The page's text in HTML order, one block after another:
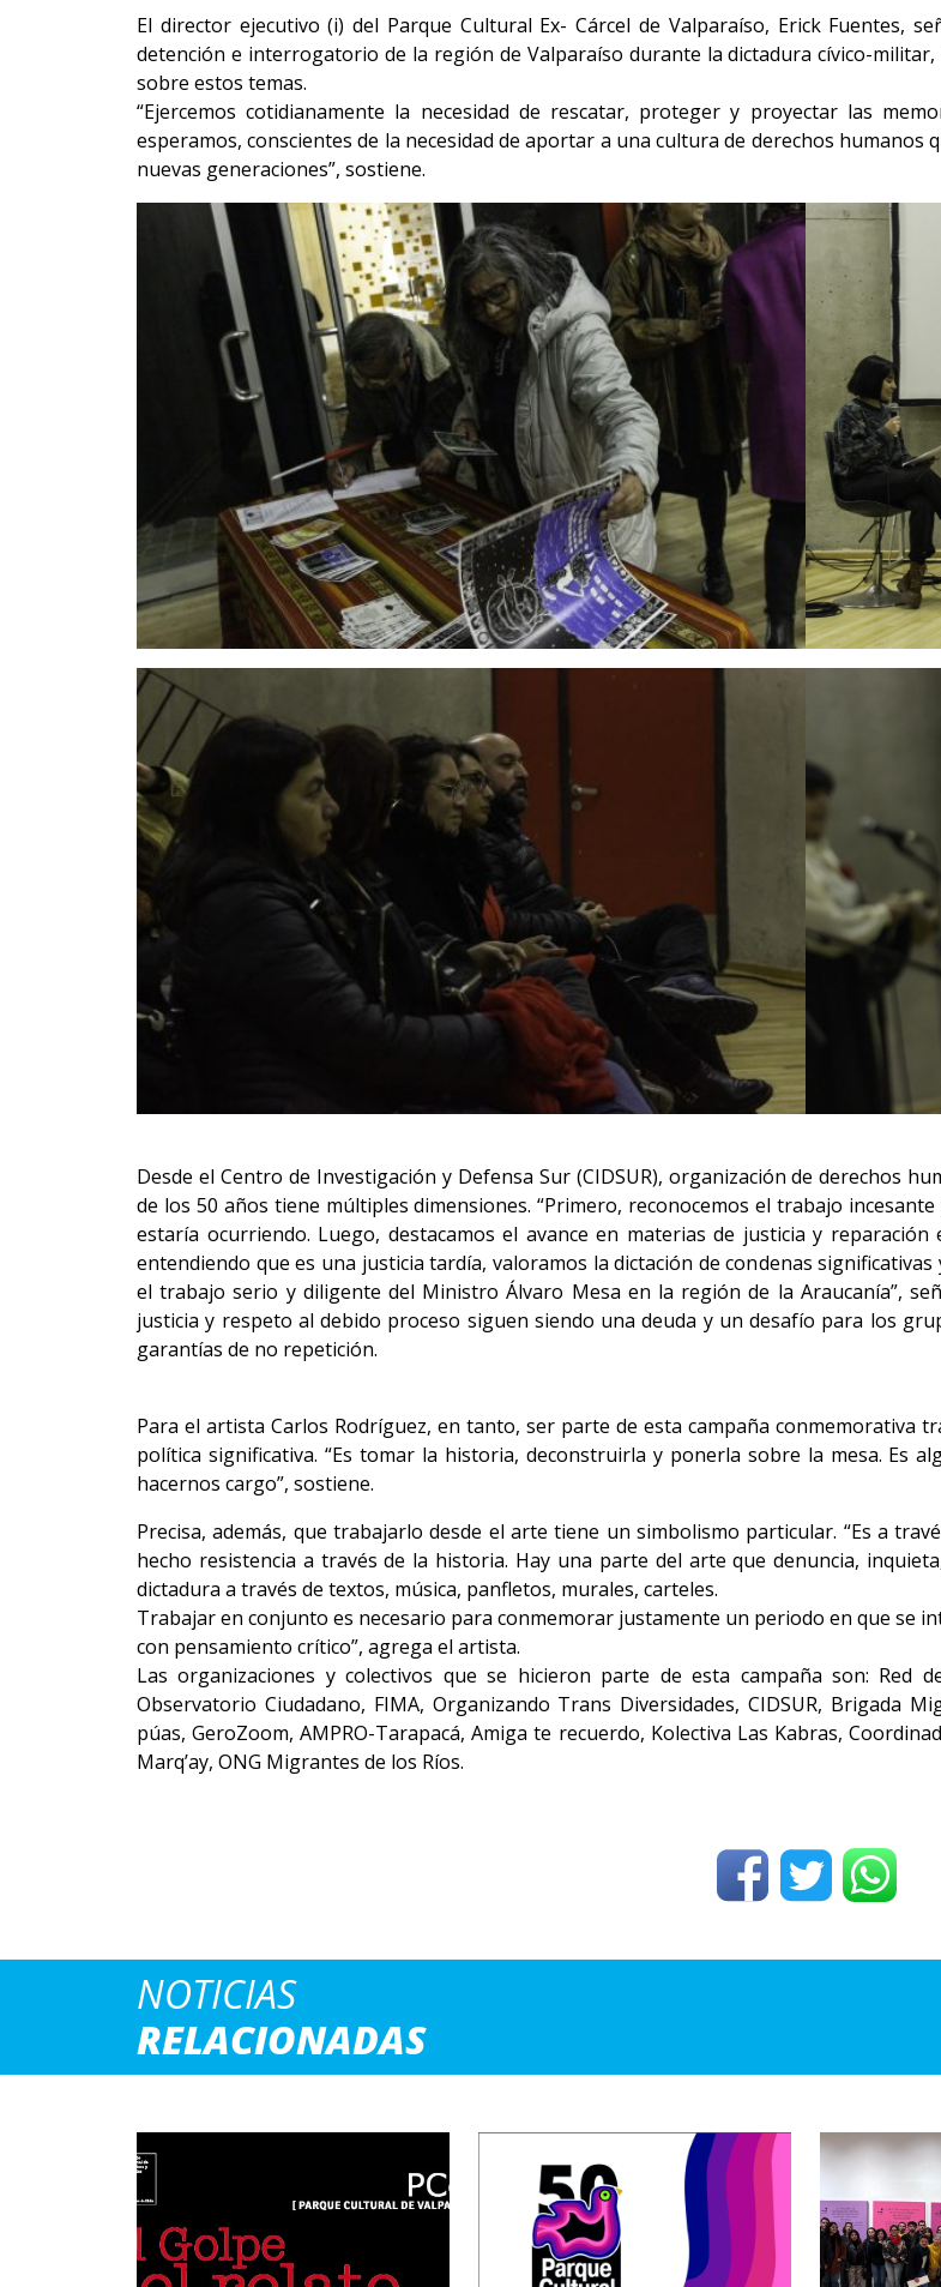
El director ejecutivo (i) del Parque Cultural Ex- Cárcel de Valparaíso, Erick Fuentes,
detención e interrogatorio de la región de Valparaíso durante la dictadura cívico-
sobre estos temas.
“Ejercemos cotidianamente la necesidad de rescatar, proteger y proyectar las
esperamos, conscientes de la necesidad de aportar a una cultura de derechos
nuevas generaciones”, sostiene.
Desde el Centro de Investigación y Defensa Sur (CIDSUR), organización de derechos
de los 50 años tiene múltiples dimensiones. “Primero, reconocemos el trabajo
estaría ocurriendo. Luego, destacamos el avance en materias de justicia y
entendiendo que es una justicia tardía, valoramos la dictación de condenas
el trabajo serio y diligente del Ministro Álvaro Mesa en la región de la Araucanía”,
justicia y respeto al debido proceso siguen siendo una deuda y un desafío para los
garantías de no repetición.
Para el artista Carlos Rodríguez, en tanto, ser parte de esta campaña conmemorativa
política significativa. “Es tomar la historia, deconstruirla y ponerla sobre la mesa. Es
hacernos cargo”, sostiene.
Precisa, además, que trabajarlo desde el arte tiene un simbolismo particular. “Es a
hecho resistencia a través de la historia. Hay una parte del arte que denuncia,
dictadura a través de textos, música, panfletos, murales, carteles.
Trabajar en conjunto es necesario para conmemorar justamente un periodo en que se
con pensamiento crítico”, agrega el artista.
Las organizaciones y colectivos que se hicieron parte de esta campaña son: Red
Observatorio Ciudadano, FIMA, Organizando Trans Diversidades, CIDSUR, Brigada
púas, GeroZoom, AMPRO-Tarapacá, Amiga te recuerdo, Kolectiva Las Kabras,
Marq’ay, ONG Migrantes de los Ríos.
NOTICIAS
RELACIONADAS